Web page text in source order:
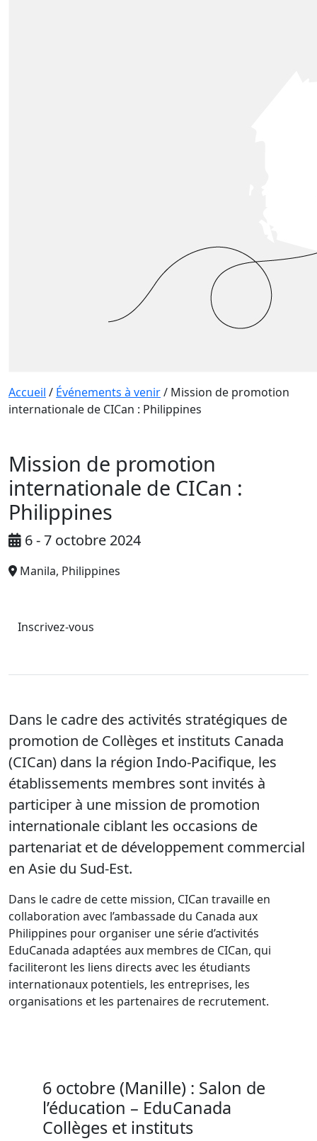
Accueil / Événements à venir/ Mission de promotion
internationale de CICan : Philippines
Mission de promotion
internationale de CICan :
Philippines
6 - 7 octobre 2024
Manila, Philippines
Inscrivez-vous
Dans le cadre des activités stratégiques de
promotion de Collèges et instituts Canada
(CICan) dans la région Indo-Pacifique, les
établissements membres sont invités à
participer à une mission de promotion
internationale ciblant les occasions de
partenariat et de développement commercial
en Asie du Sud-Est.
Dans le cadre de cette mission, CICan travaille en
collaboration avec l’ambassade du Canada aux
Philippines pour organiser une série d’activités
EduCanada adaptées aux membres de CICan, qui
faciliteront les liens directs avec les étudiants
internationaux potentiels, les entreprises, les
organisations et les partenaires de recrutement.
6 octobre (Manille) : Salon de
l’éducation – EduCanada
Collèges et instituts